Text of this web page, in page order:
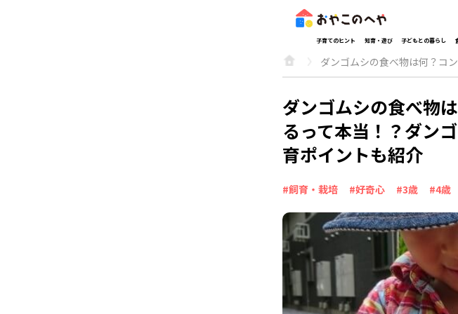
子育てのヒント 知育・遊び 子どもとの暮らし
ダンゴムシの食べ物は何？コ
ダンゴムシの食べ物
るって本当！？ダン
育ポイントも紹介
#飼育・栽培 #好奇心 #3歳 #4歳